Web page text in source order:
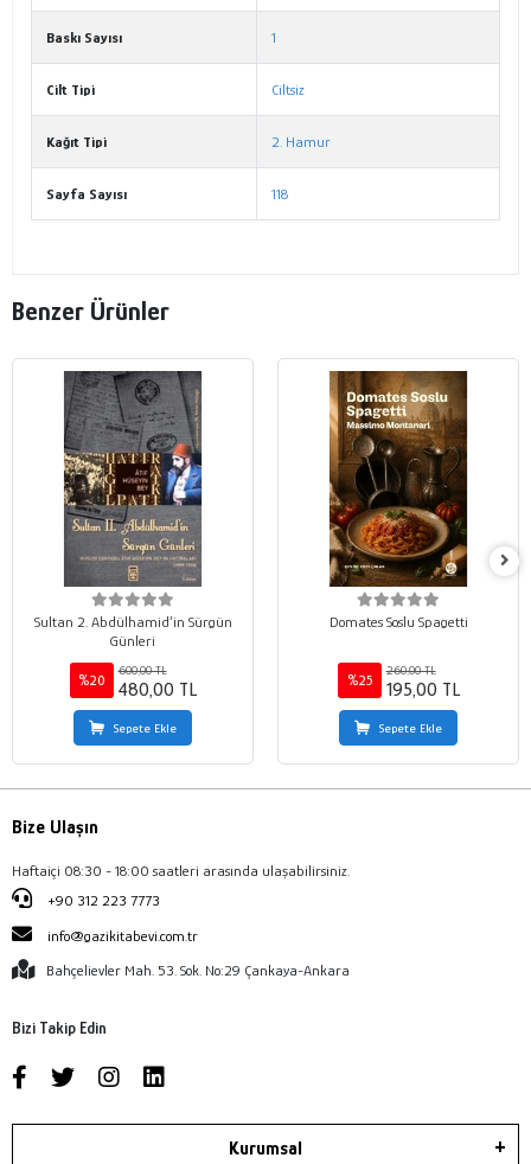
Baskı Sayısı 1
Cilt Tipi Ciltsiz
Kağıt Tipi 2. Hamur
Sayfa Sayısı 118
Benzer Ürünler
Sultan 2. Abdülhamid’in Sürgün
Günleri
%20
600,00 TL
480,00 TL
Sepete Ekle
Domates Soslu Spagetti
%25
260,00 TL
195,00 TL
Sepete Ekle
Bize Ulaşın
Haftaiçi 08:30 - 18:00 saatleri arasında ulaşabilirsiniz.
+90 312 223 7773
info@gazikitabevi.com.tr
Bahçelievler Mah. 53. Sok. No:29 Çankaya-Ankara
Bizi Takip Edin
Kurumsal